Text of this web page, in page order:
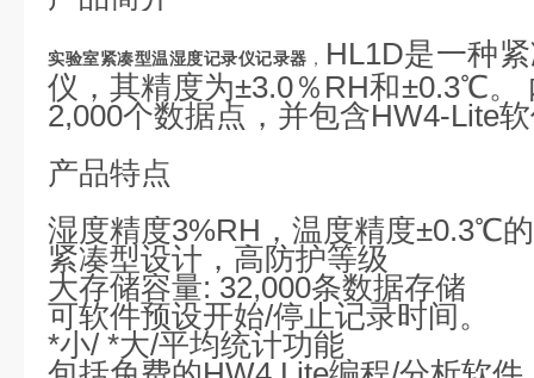
实验室紧凑型温湿度记录仪记录器 ， HL1D是一种
仪，其精度为±3.0％RH和±0.3℃。
2,000个数据点，并包含HW4-Lite
产品特点
湿度精度3%RH，温度精度±0.3℃
紧凑型设计，高防护等级
大存储容量: 32,000条数据存储
可软件预设开始/停止记录时间。
*小/ *大/平均统计功能